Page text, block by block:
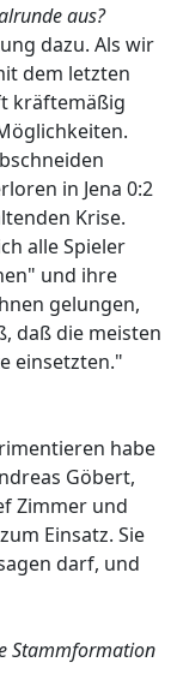
aus?
dazu. Als wir
dem letzten
kräftemäßig
in Jena 0:2
Krise.
alle Spieler
und ihre
gelungen,
daß die meisten
einsetzten."
habe
Göbert,
Zimmer und
Einsatz. Sie
darf, und
Stammformation